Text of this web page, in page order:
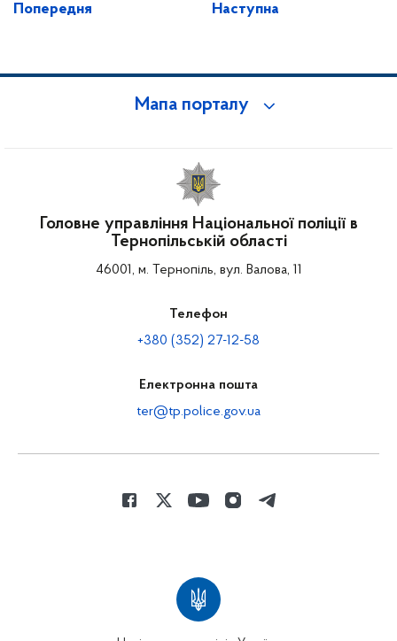
Попередня Наступна
Мапа порталу
Головне управління Національної поліції в
Тернопільській області
46001, м. Тернопіль, вул. Валова, 11
Телефон
+380 (352) 27-12-58
Електронна пошта
ter@tp.police.gov.ua